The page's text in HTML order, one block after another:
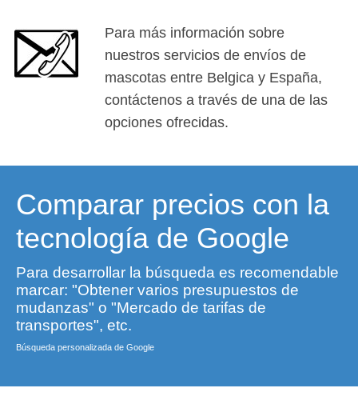
Para más información sobre
nuestros servicios de envíos de
mascotas entre Belgica y España,
contáctenos a través de una de las
opciones ofrecidas.
Comparar precios con la
tecnología de Google
Para desarrollar la búsqueda es recomendable
marcar: "Obtener varios presupuestos de
mudanzas" o "Mercado de tarifas de
transportes", etc.
Búsqueda personalizada de Google